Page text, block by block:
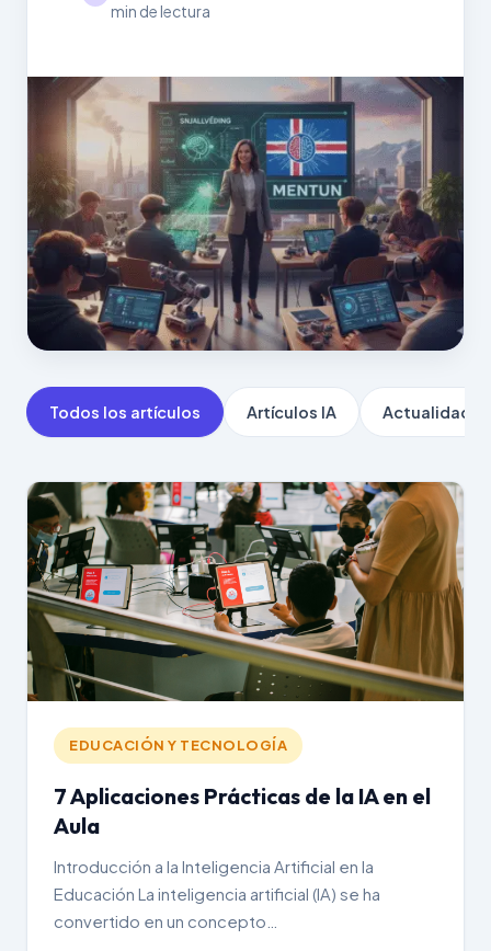
min de lectura
Todos los artículos Artículos IA Actualidad IA
EDUCACIÓN Y TECNOLOGÍA
7 Aplicaciones Prácticas de la IA en el
Aula
Introducción a la Inteligencia Artificial en la
Educación La inteligencia artificial (IA) se ha
convertido en un concepto…